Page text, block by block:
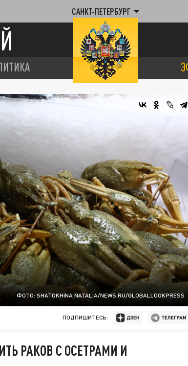
САНКТ-ПЕТЕРБУРГ
ФОТО: SHATOKHINA NATALIA/NEWS.RU/GLOBALLOOKPRESS
ПОДПИШИТЕСЬ:
РАКОВ С ОСЕТРАМИ И